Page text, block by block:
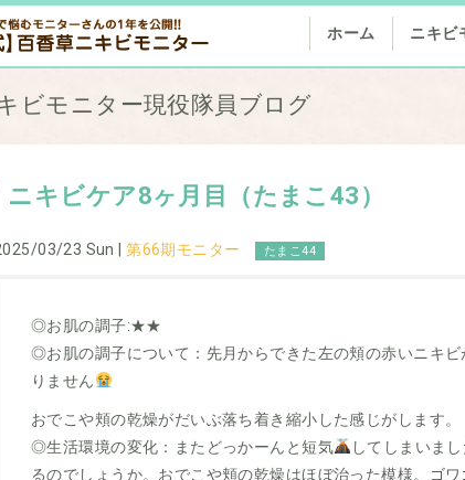
ホーム ニキビ
ビモニター現役隊員ブログ
ニキビケア8ヶ月目（たまこ43）
03/23 Sun |第66期モニター たまこ44
◎お肌の調子:★★
◎お肌の調子について：先月からできた左の頬の赤いニキ
りません
おでこや頬の乾燥がだいぶ落ち着き縮小した感じがします。
◎生活環境の変化：またどっかーんと短気
してしまいまし
るのでしょうか。おでこや頬の乾燥はほぼ治った模様。ゴ